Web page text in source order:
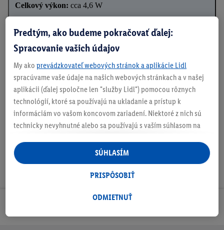
Celkový výkon: cca 4,6 W
Počet LED:200
Do interiéru aj exteriéru
Na stiahnutie
Predtým, ako budeme pokračovať ďalej:
Spracovanie vašich údajov
My ako prevádzkovateľ webových stránok a aplikácie Lidl
spracúvame vaše údaje na našich webových stránkach a v našej
aplikácii (ďalej spoločne len "služby Lidl") pomocou rôznych
technológií, ktoré sa používajú na ukladanie a prístup k
informáciám vo vašom koncovom zariadení. Niektoré z nich sú
technicky nevyhnutné alebo sa používajú s vaším súhlasom na
personalizovanú reklamu v rámci služieb Lidl aj mimo nich. Ak
ste účastníkom programu Lidl Plus, na tieto účely sa spracúvajú
aj údaje z vášho nákupného správania v obchode.
následne si vytvoríte účet Lidl Plus alebo sa prihlásite do svojho
ODMIETNUŤ
PRISPÔSOBIŤ
SÚHLASÍM